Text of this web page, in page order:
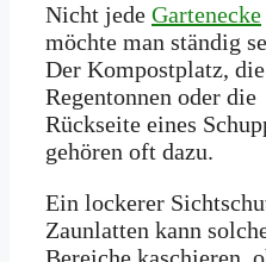
Nicht jede Gartenecke
möchte man ständig
Der Kompostplatz, die
Regentonnen oder die
Rückseite eines
gehören oft dazu.
Ein lockerer
Zaunlatten kann